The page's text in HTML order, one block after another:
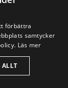
utan
förbättra
samtycker
Läs mer
ALLT